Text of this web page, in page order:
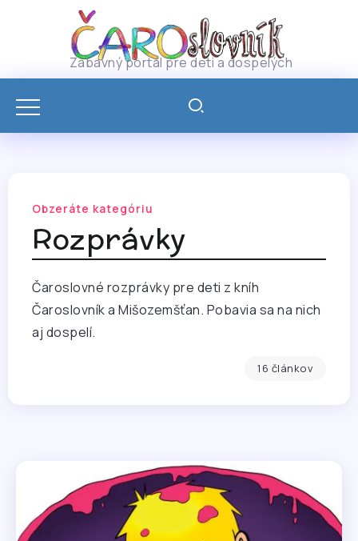
Zábavný portál pre deti a dospelých
Obzeráte kategóriu
Rozprávky
Čaroslovné rozprávky pre deti z kníh
Čaroslovník a Mišozemšťan. Pobavia sa na nich
aj dospelí.
16 článkov